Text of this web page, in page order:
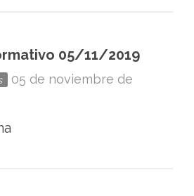
05/11/2019
05 de noviembre de